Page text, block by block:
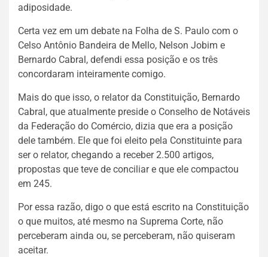
adiposidade.
Certa vez em um debate na Folha de S. Paulo com o
Celso Antônio Bandeira de Mello, Nelson Jobim e
Bernardo Cabral, defendi essa posição e os três
concordaram inteiramente comigo.
Mais do que isso, o relator da Constituição, Bernardo
Cabral, que atualmente preside o Conselho de Notáveis
da Federação do Comércio, dizia que era a posição
dele também. Ele que foi eleito pela Constituinte para
ser o relator, chegando a receber 2.500 artigos,
propostas que teve de conciliar e que ele compactou
em 245.
Por essa razão, digo o que está escrito na Constituição
o que muitos, até mesmo na Suprema Corte, não
perceberam ainda ou, se perceberam, não quiseram
aceitar.